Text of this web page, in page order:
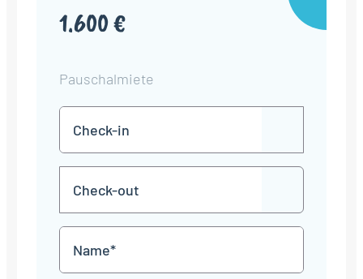
1.600 €
Pauschalmiete
in
TT
Punkt
MM
JJJJ
TT
Punkt
MM
JJJJ